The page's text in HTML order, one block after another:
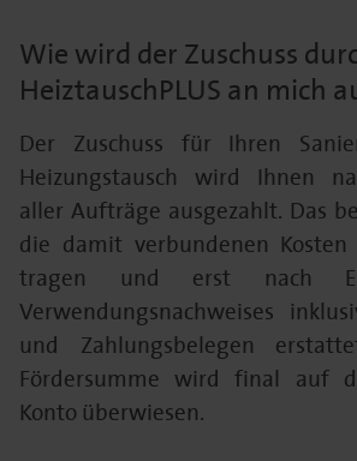
Wie wird der Zuschuss
HeiztauschPLUS an mich
Der Zuschuss für Ihren
Heizungstausch wird Ihnen
aller Aufträge ausgezahlt. Das
die damit verbundenen Kosten
tragen und erst nach
Verwendungsnachweises
und Zahlungsbelegen
Fördersumme wird final auf
Konto überwiesen.